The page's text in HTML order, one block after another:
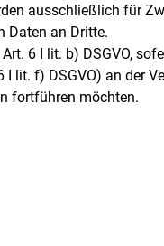
ausschließlich für
Daten an Dritte.
6 I lit. b) DSGVO,
lit. f) DSGVO) an der
fortführen möchten.